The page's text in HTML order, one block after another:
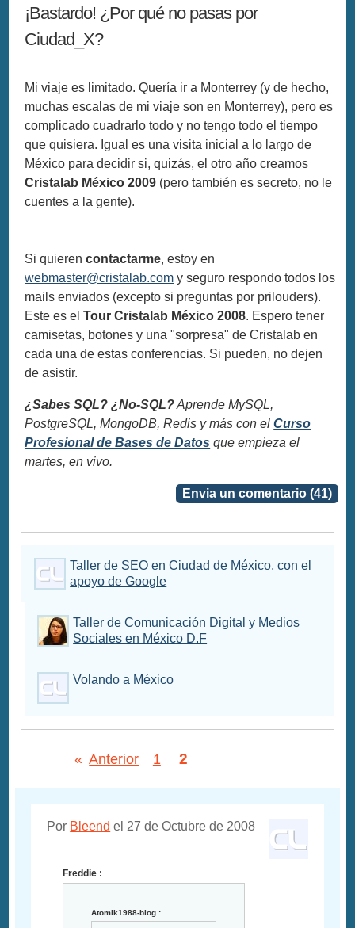
¡Bastardo! ¿Por qué no pasas por
Ciudad_X?
Mi viaje es limitado. Quería ir a Monterrey (y de hecho,
muchas escalas de mi viaje son en Monterrey), pero es
complicado cuadrarlo todo y no tengo todo el tiempo
que quisiera. Igual es una visita inicial a lo largo de
México para decidir si, quizás, el otro año creamos
Cristalab México 2009 (pero también es secreto, no le
cuentes a la gente).
Si quierencontactarme, estoy en
webmaster@cristalab.com y seguro respondo todos los
mails enviados (excepto si preguntas por prilouders).
Este es elTour Cristalab México 2008. Espero tener
camisetas, botones y una "sorpresa" de Cristalab en
cada una de estas conferencias. Si pueden, no dejen
de asistir.
¿Sabes SQL? ¿No-SQL?Aprende MySQL,
PostgreSQL, MongoDB, Redis y más con elCurso
Profesional de Bases de Datos que empieza el
martes, en vivo.
Envia un comentario (41)
Taller de SEO en Ciudad de México, con el
apoyo de Google
Taller de Comunicación Digital y Medios
Sociales en México D.F
Volando a México
« Anterior 1 2
Por Bleend el 27 de Octubre de 2008
Freddie :
Atomik1988-blog :